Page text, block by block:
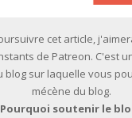
cet article,
de Patreon. C'est
blog sur laquelle vous
mécène du blog.
Pourquoi soutenir le